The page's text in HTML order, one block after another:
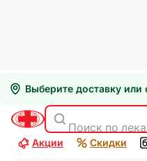
Выберите доставку или
Поиск по
Акции Скидки